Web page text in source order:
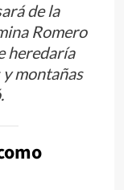
de la
Romero
heredaría
montañas